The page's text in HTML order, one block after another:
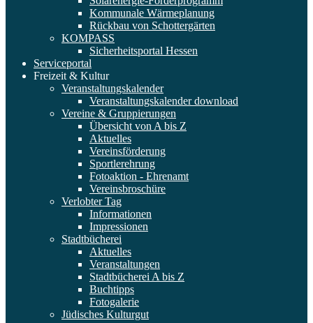
Kommunale Wärmeplanung
Rückbau von Schottergärten
KOMPASS
Sicherheitsportal Hessen
Serviceportal
Freizeit & Kultur
Veranstaltungskalender
Veranstaltungskalender download
Vereine & Gruppierungen
Übersicht von A bis Z
Aktuelles
Vereinsförderung
Sportlerehrung
Fotoaktion - Ehrenamt
Vereinsbroschüre
Verlobter Tag
Informationen
Impressionen
Stadtbücherei
Aktuelles
Veranstaltungen
Stadtbücherei A bis Z
Buchtipps
Fotogalerie
Jüdisches Kulturgut